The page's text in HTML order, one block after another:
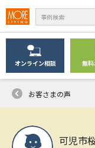
オンライン相談 無料
お客さまの声
可児市